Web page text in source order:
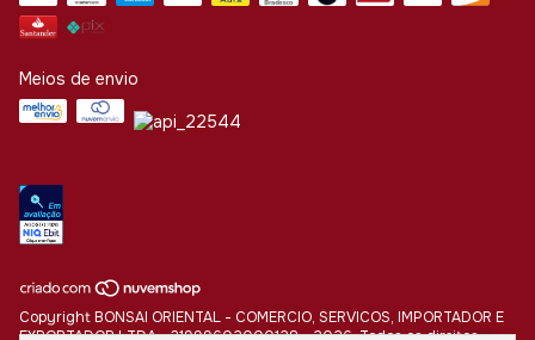
Meios de envio
Copyright BONSAI ORIENTAL - COMERCIO, SERVICOS, IMPORTADOR E
EXPORTADOR LTDA - 31999602000128 - 2026. Todos os direitos